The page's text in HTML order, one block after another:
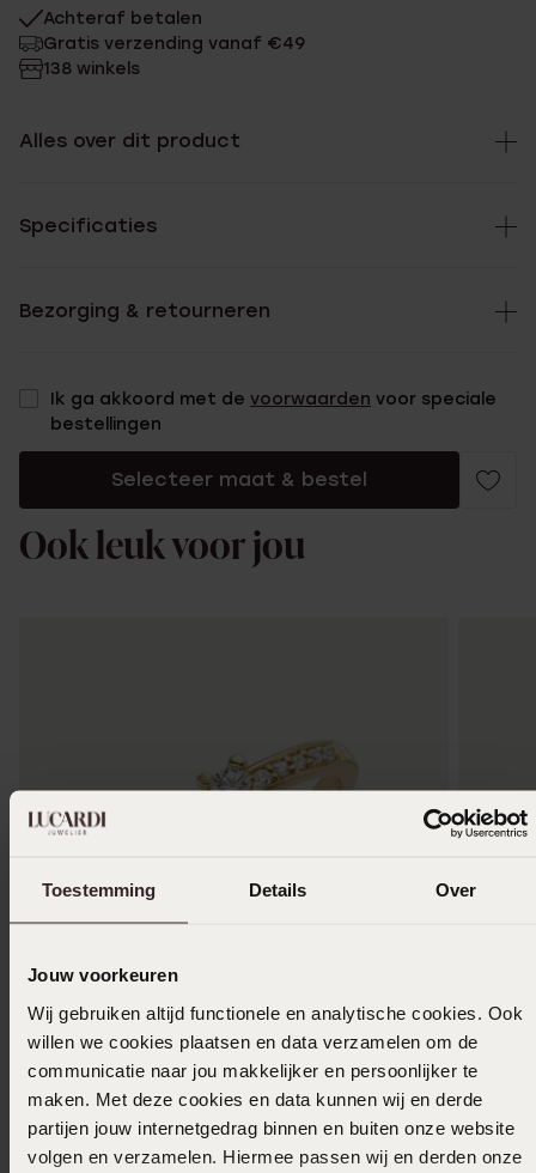
Toestemming Details Over
Jouw voorkeuren
Wij gebruiken altijd functionele en analytische cookies. Ook
willen we cookies plaatsen en data verzamelen om de
communicatie naar jou makkelijker en persoonlijker te
maken. Met deze cookies en data kunnen wij en derde
partijen jouw internetgedrag binnen en buiten onze website
volgen en verzamelen. Hiermee passen wij en derden onze
Achteraf betalen
Gratis verzending vanaf €49
138 winkels
Alles over dit product
Specificaties
Bezorging & retourneren
Ik ga akkoord met de voorwaarden voor speciale
bestellingen
Selecteer maat & bestel
Ook leuk voor jou
9
3149.99